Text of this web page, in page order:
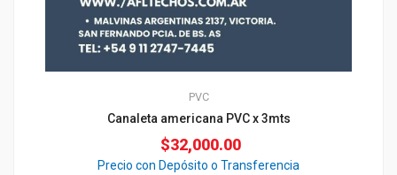
PVC
Canaleta americana PVC x 3mts
$32,000.00
Precio con Depósito o Transferencia